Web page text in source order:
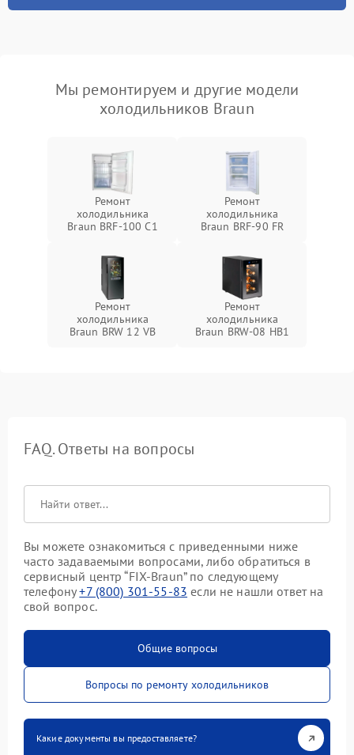
Мы ремонтируем и другие модели
холодильников Braun
Ремонт
холодильника
Braun BRF-100 C1
Ремонт
холодильника
Braun BRF-90 FR
Ремонт
холодильника
Braun BRW 12 VB
Ремонт
холодильника
Braun BRW-08 HB1
FAQ. Ответы на вопросы
Вы можете ознакомиться с приведенными ниже
часто задаваемыми вопросами, либо обратиться в
сервисный центр “FIX-Braun” по следующему
телефону+7 (800) 301-55-83 если не нашли ответ на
свой вопрос.
Общие вопросы
Вопросы по ремонту холодильников
Какие документы вы предоставляете?